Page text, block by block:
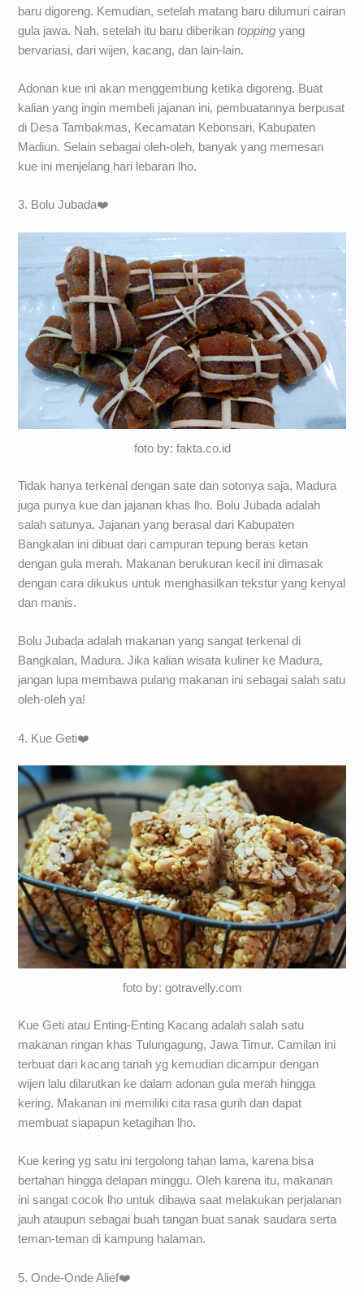
baru digoreng. Kemudian, setelah matang baru dilumuri cairan
gula jawa. Nah, setelah itu baru diberikantoppingyang
bervariasi, dari wijen, kacang, dan lain-lain.
Adonan kue ini akan menggembung ketika digoreng. Buat
kalian yang ingin membeli jajanan ini, pembuatannya berpusat
di Desa Tambakmas, Kecamatan Kebonsari, Kabupaten
Madiun. Selain sebagai oleh-oleh, banyak yang memesan
kue ini menjelang hari lebaran lho.
3. Bolu Jubada❤️
foto by: fakta.co.id
Tidak hanya terkenal dengan sate dan sotonya saja, Madura
juga punya kue dan jajanan khas lho. Bolu Jubada adalah
salah satunya. Jajanan yang berasal dari Kabupaten
Bangkalan ini dibuat dari campuran tepung beras ketan
dengan gula merah. Makanan berukuran kecil ini dimasak
dengan cara dikukus untuk menghasilkan tekstur yang kenyal
dan manis.
Bolu Jubada adalah makanan yang sangat terkenal di
Bangkalan, Madura. Jika kalian wisata kuliner ke Madura,
jangan lupa membawa pulang makanan ini sebagai salah satu
oleh-oleh ya!
4. Kue Geti❤️
foto by: gotravelly.com
Kue Geti atau Enting-Enting Kacang adalah salah satu
makanan ringan khas Tulungagung, Jawa Timur. Camilan ini
terbuat dari kacang tanah yg kemudian dicampur dengan
wijen lalu dilarutkan ke dalam adonan gula merah hingga
kering. Makanan ini memiliki cita rasa gurih dan dapat
membuat siapapun ketagihan lho.
Kue kering yg satu ini tergolong tahan lama, karena bisa
bertahan hingga delapan minggu. Oleh karena itu, makanan
ini sangat cocok lho untuk dibawa saat melakukan perjalanan
jauh ataupun sebagai buah tangan buat sanak saudara serta
teman-teman di kampung halaman.
5. Onde-Onde Alief❤️